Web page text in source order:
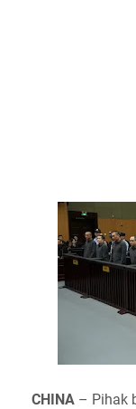
CHINA – Pihak